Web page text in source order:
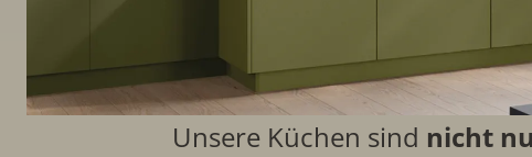
Unsere Küchen sind nicht